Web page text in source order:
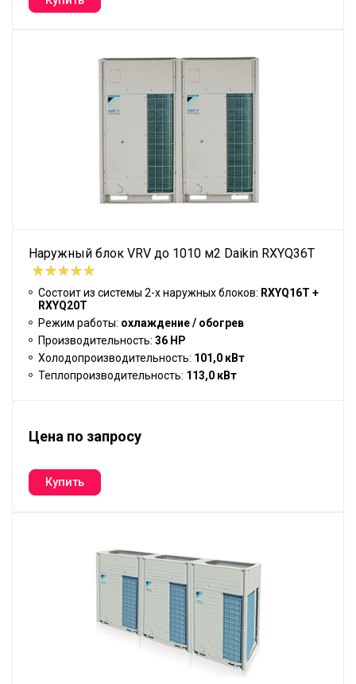
Наружный блок VRV до 1010 м2 Daikin RXYQ36T
Состоит из системы 2-х наружных блоков: RXYQ16T +
RXYQ20T
Режим работы: охлаждение / обогрев
Производительность: 36 HP
Холодопроизводительность: 101,0 кВт
Теплопроизводительность: 113,0 кВт
Цена по запросу